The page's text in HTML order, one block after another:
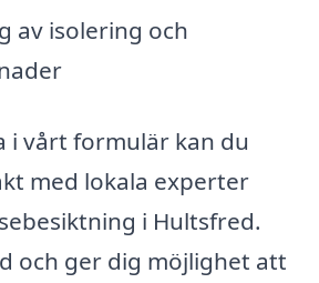
av isolering och
i vårt formulär kan du
med lokala experter
i Hultsfred.
och ger dig möjlighet att